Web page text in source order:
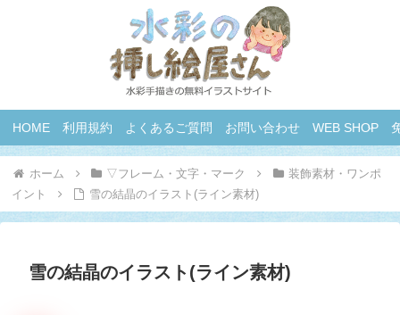
HOME 利用規約 よくあるご質問 お問い合わせ WEB SHOP
ホーム ▽フレーム・文字・マーク
装飾素材・ワンポ
イント
雪の結晶のイラスト(ライン素材)
雪の結晶のイラスト(ライン素材)